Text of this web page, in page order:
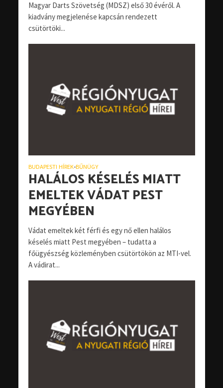
Magyar Darts Szövetség (MDSZ) első 30 évéről. A
kiadvány megjelenése kapcsán rendezett
csütörtöki...
BUDAPESTI HÍREK•BŰNÜGY
HALÁLOS KÉSELÉS MIATT
EMELTEK VÁDAT PEST
MEGYÉBEN
Vádat emeltek két férfi és egy nő ellen halálos
késelés miatt Pest megyében – tudatta a
főügyészség közleményben csütörtökön az MTI-vel.
A vádirat...